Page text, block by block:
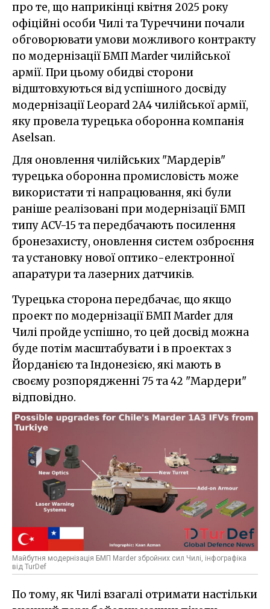
про те, що наприкінці квітня 2025 року
офіційні особи Чилі та Туреччини почали
обговорювати умови можливого контракту
по модернізації БМП Marder чилійської
армії. При цьому обидві сторони
відштовхуються від успішного досвіду
модернізації Leopard 2A4 чилійської армії,
яку провела турецька оборонна компанія
Aselsan.
Для оновлення чилійських "Мардерів"
турецька оборонна промисловість може
використати ті напрацювання, які були
раніше реалізовані при модернізації БМП
типу ACV-15 та передбачають посилення
бронезахисту, оновлення систем озброєння
та установку нової оптико-електронної
апаратури та лазерних датчиків.
Турецька сторона передбачає, що якщо
проект по модернізації БМП Marder для
Чилі пройде успішно, то цей досвід можна
буде потім масштабувати і в проектах з
Йорданією та Індонезією, які мають в
своєму розпорядженні 75 та 42 "Мардери"
відповідно.
Майбутня модернізація БМП Marder збройних сил Чилі, інфографіка
від TurDef
По тому, як Чилі взагалі отримати настільки